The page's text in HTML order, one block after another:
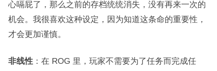
心嗝屁了，那么之前的存档统统消失，没有再来一次的
机会。我很喜欢这种设定，因为知道这条命的重要性，
才会更加谨慎。
非线性：在 ROG 里，玩家不需要为了任务而完成任